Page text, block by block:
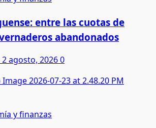
entre las cuotas de
abandonados
2 agosto, 20260
y finanzas